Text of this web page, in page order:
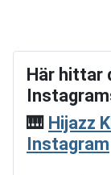
Här hittar
🎹 Hijazz
Instagram